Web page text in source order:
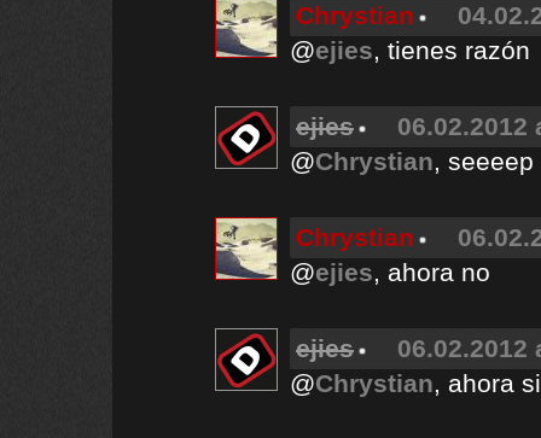
Chrystian
@ejies, tienes razón
ejies
06.02.2012
@Chrystian, seeeep
Chrystian
@ejies, ahora no
ejies
06.02.2012
@Chrystian, ahora